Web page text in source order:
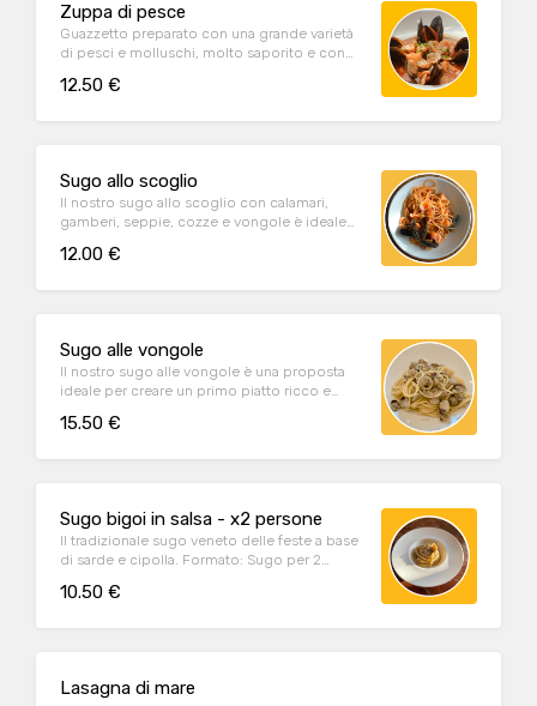
Zuppa di pesce
Guazzetto preparato con una grande varietà
di pesci e molluschi, molto saporito e con
12.50 €
Sugo allo scoglio
Il nostro sugo allo scoglio con calamari,
gamberi, seppie, cozze e vongole è ideale
porzioni.
12.00 €
Sugo alle vongole
Il nostro sugo alle vongole è una proposta
ideale per creare un primo piatto ricco e
15.50 €
Sugo bigoi in salsa - x2 persone
Il tradizionale sugo veneto delle feste a base
di sarde e cipolla. Formato: Sugo per 2
10.50 €
Lasagna di mare